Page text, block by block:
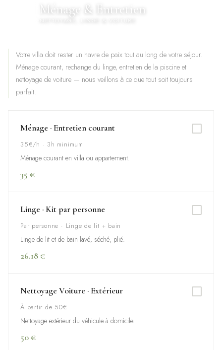
Ménage & Entretien
Votre villa doit rester un havre de paix tout au long de votre séjour.
Ménage courant, rechange du linge, entretien de la piscine et
nettoyage de voiture — nous veillons à ce que tout soit toujours
parfait.
Ménage · Entretien courant
35€/h · 3h minimum
Ménage courant en villa ou appartement.
35 €
Linge · Kit par personne
Par personne · Linge de lit + bain
Linge de lit et de bain lavé, séché, plié.
26.18 €
Nettoyage Voiture · Extérieur
À partir de 50€
Nettoyage extérieur du véhicule à domicile.
50 €